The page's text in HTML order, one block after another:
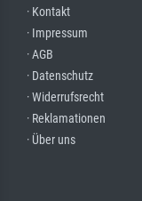
· Kontakt
· Impressum
· AGB
· Datenschutz
· Widerrufsrecht
· Reklamationen
· Über uns